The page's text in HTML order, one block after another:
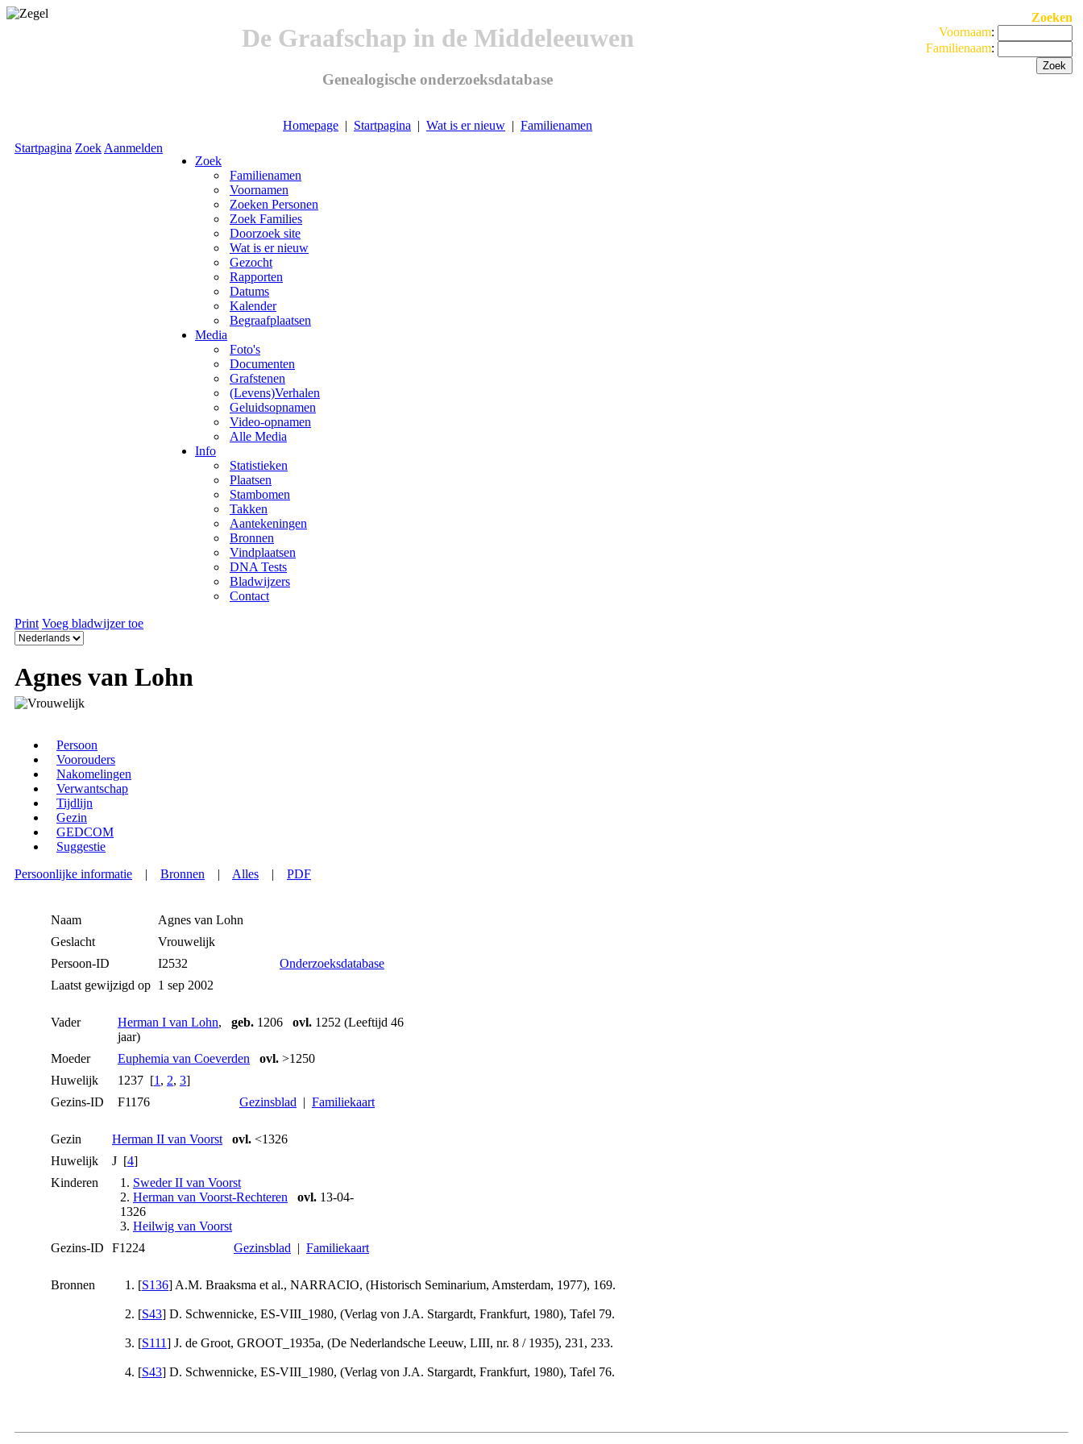
De Graafschap in de Middeleeuwen
Genealogische onderzoeksdatabase
Homepage | Startpagina | Wat is er nieuw | Familienamen
Zoeken
Voornaam:
Familienaam:
Startpagina Zoek Aanmelden
Zoek
Familienamen
Voornamen
Zoeken Personen
Zoek Families
Doorzoek site
Wat is er nieuw
Gezocht
Rapporten
Datums
Kalender
Begraafplaatsen
Media
Foto's
Documenten
Grafstenen
(Levens)Verhalen
Geluidsopnamen
Video-opnamen
Alle Media
Info
Statistieken
Plaatsen
Stambomen
Takken
Aantekeningen
Bronnen
Vindplaatsen
DNA Tests
Bladwijzers
Contact
Print Voeg bladwijzer toe
Agnes van Lohn
Persoon
Voorouders
Nakomelingen
Verwantschap
Tijdlijn
Gezin
GEDCOM
Suggestie
Persoonlijke informatie | Bronnen | Alles | PDF
Naam Agnes van Lohn
Geslacht
Vrouwelijk
Persoon-ID
I2532
Onderzoeksdatabase
Laatst gewijzigd op 1 sep 2002
Vader Herman I van Lohn, geb. 1206 ovl. 1252 (Leeftijd 46
jaar)
Moeder
Euphemia van Coeverden ovl. >1250
Huwelijk
1237 [1, 2, 3]
Gezins-ID
F1176 Gezinsblad | Familiekaart
Gezin Herman II van Voorst ovl. <1326
Huwelijk
J [4]
Kinderen
1. Sweder II van Voorst
2. Herman van Voorst-Rechteren ovl. 13-04-
1326
3. Heilwig van Voorst
Gezins-ID
F1224 Gezinsblad | Familiekaart
Bronnen [S136] A.M. Braaksma et al., NARRACIO, (Historisch Seminarium, Amsterdam, 1977), 169.
[S43] D. Schwennicke, ES-VIII_1980, (Verlag von J.A. Stargardt, Frankfurt, 1980), Tafel 79.
[S111] J. de Groot, GROOT_1935a, (De Nederlandsche Leeuw, LIII, nr. 8 / 1935), 231, 233.
[S43] D. Schwennicke, ES-VIII_1980, (Verlag von J.A. Stargardt, Frankfurt, 1980), Tafel 76.